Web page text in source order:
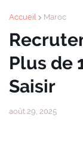
Accueil Maroc
Plus de
Saisir
août 29, 2025